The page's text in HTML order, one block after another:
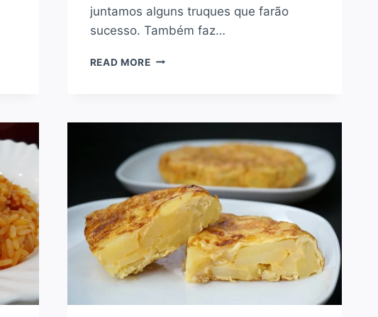
juntamos alguns truques que farão
sucesso. Também faz…
READ MORECOMO
TRUQUES